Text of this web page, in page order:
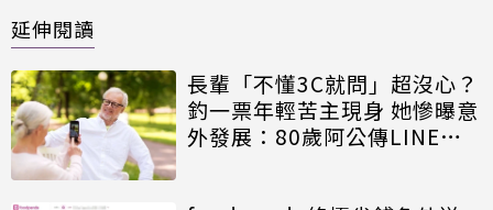
延伸閱讀
長輩「不懂3C就問」超沒心？
釣一票年輕苦主現身 她慘曝意
外發展：80歲阿公傳LINE追